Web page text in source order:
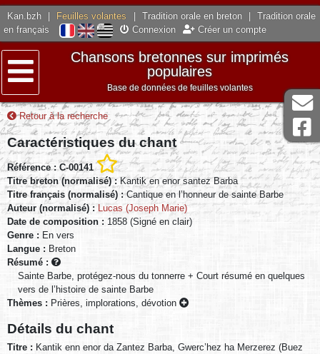
Kan.bzh Feuilles volantes Tradition orale en breton
Tradition orale
en français
Connexion Créer un compte
Menu
Chansons bretonnes sur imprimés
populaires
Base de données de feuilles volantes
Retour à la recherche
Caractéristiques du chant
Référence : C-00141
Titre breton (normalisé) :Kantik en enor santez Barba
Titre français (normalisé) :Cantique en l’honneur de sainte Barbe
Auteur (normalisé) : Lucas (Joseph Marie)
Date de composition : 1858 (Signé en clair)
Genre : En vers
Langue : Breton
Résumé :
Sainte Barbe, protégez-nous du tonnerre + Court résumé en quelques
vers de l’histoire de sainte Barbe
Thèmes : Prières, implorations, dévotion
Détails du chant
Titre : Kantik enn enor da Zantez Barba, Gwerc’hez ha Merzerez (Buez